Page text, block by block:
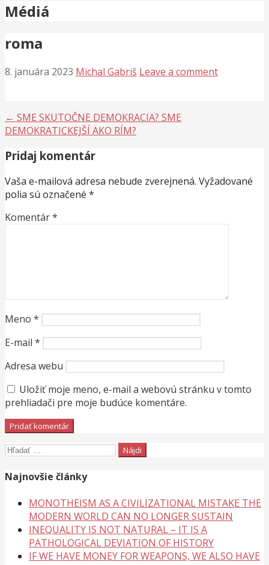
Médiá
roma
8. januára 2023 Michal Gabriš Leave a comment
Navigácia
v
článku
← SME SKUTOČNE DEMOKRACIA? SME
DEMOKRATICKEJŠÍ AKO RÍM?
Pridaj komentár
Vaša e-mailová adresa nebude zverejnená. Vyžadované
polia sú označené *
Komentár*
Meno *
E-mail *
Adresa webu
Uložiť moje meno, e-mail a webovú stránku v tomto
prehliadači pre moje budúce komentáre.
Hľadať:
Najnovšie články
MONOTHEISM AS A CIVILIZATIONAL MISTAKE THE
MODERN WORLD CAN NO LONGER SUSTAIN
INEQUALITY IS NOT NATURAL – IT IS A
PATHOLOGICAL DEVIATION OF HISTORY
IF WE HAVE MONEY FOR WEAPONS, WE ALSO HAVE